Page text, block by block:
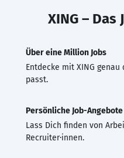
XING –
Über eine Million Jobs
Entdecke mit XING
passt.
Persönliche Job-Angebote
Lass Dich finden von
Recruiter·innen.